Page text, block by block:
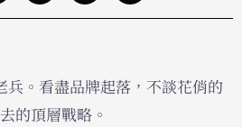
兵。看盡品牌起落，不談花俏的
的頂層戰略。